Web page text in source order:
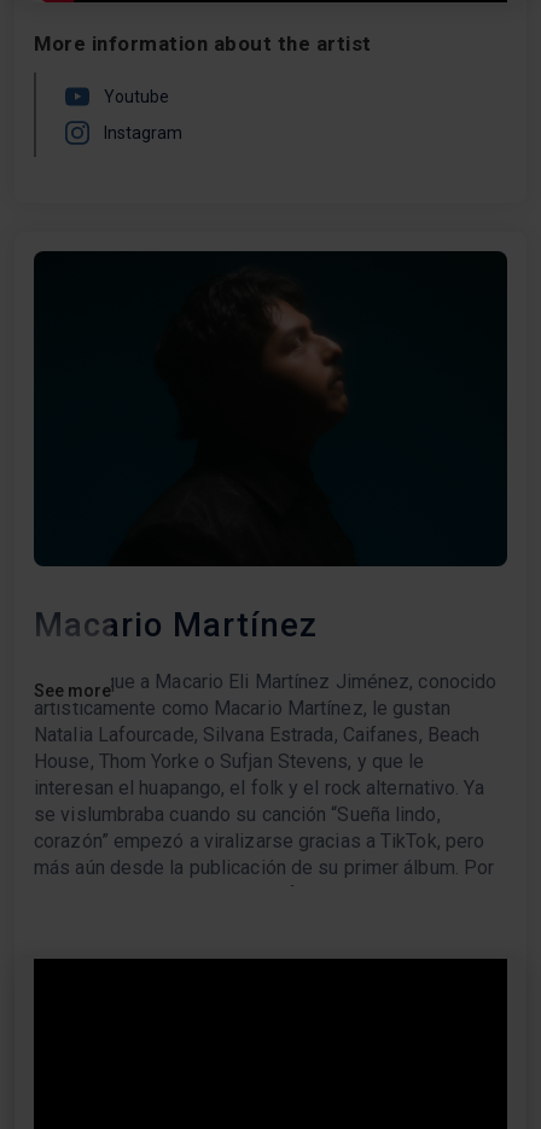
More information about the artist
Youtube
Instagram
Macario Martínez
Se nota que a Macario Eli Martínez Jiménez, conocido
artísticamente como Macario Martínez, le gustan
Natalia Lafourcade, Silvana Estrada, Caifanes, Beach
House, Thom Yorke o Sufjan Stevens, y que le
interesan el huapango, el folk y el rock alternativo. Ya
se vislumbraba cuando su canción “Sueña lindo,
corazón” empezó a viralizarse gracias a TikTok, pero
más aún desde la publicación de su primer álbum. Por
eso mismo su personalísima fórmula se ha ganado el
See more